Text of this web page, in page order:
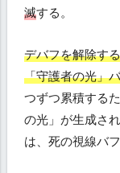
ム
の
滅する。
デバフを解除す
「守護者の光」
つずつ累積する
の光」が生成さ
は、死の視線バ